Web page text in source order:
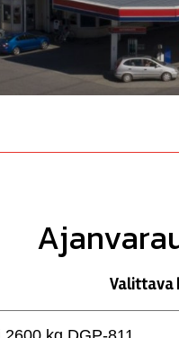
Valittava